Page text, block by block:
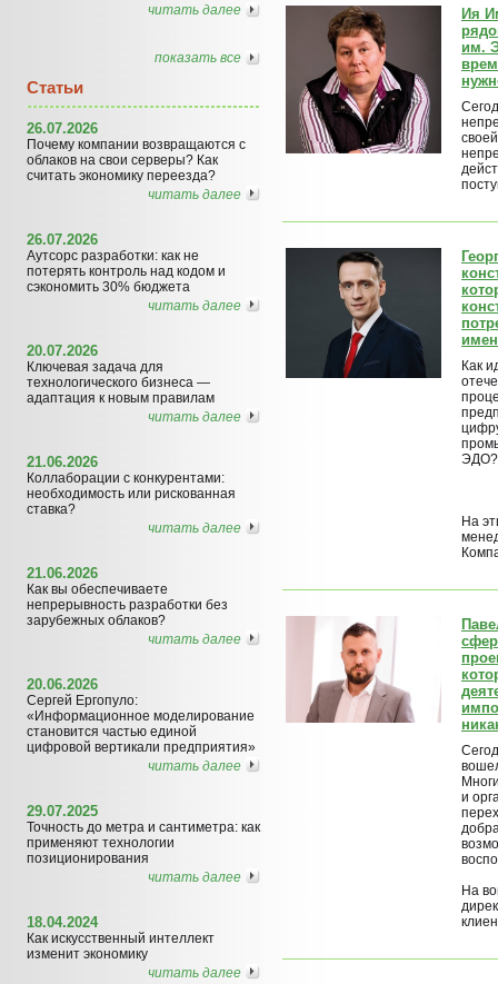
читать далее
показать все
Статьи
26.07.2026
Почему компании возвращаются с
облаков на свои серверы? Как
считать экономику переезда?
читать далее
26.07.2026
Аутсорс разработки: как не
потерять контроль над кодом и
сэкономить 30% бюджета
читать далее
20.07.2026
Ключевая задача для
технологического бизнеса —
адаптация к новым правилам
читать далее
21.06.2026
Коллаборации с конкурентами:
необходимость или рискованная
ставка?
читать далее
21.06.2026
Как вы обеспечиваете
непрерывность разработки без
зарубежных облаков?
читать далее
20.06.2026
Сергей Ергопуло:
«Информационное моделирование
становится частью единой
цифровой вертикали предприятия»
читать далее
29.07.2025
Точность до метра и сантиметра: как
применяют технологии
позиционирования
читать далее
18.04.2024
Как искусственный интеллект
изменит экономику
читать далее
Ия
им.
Как
ЭДО?
На
и
На